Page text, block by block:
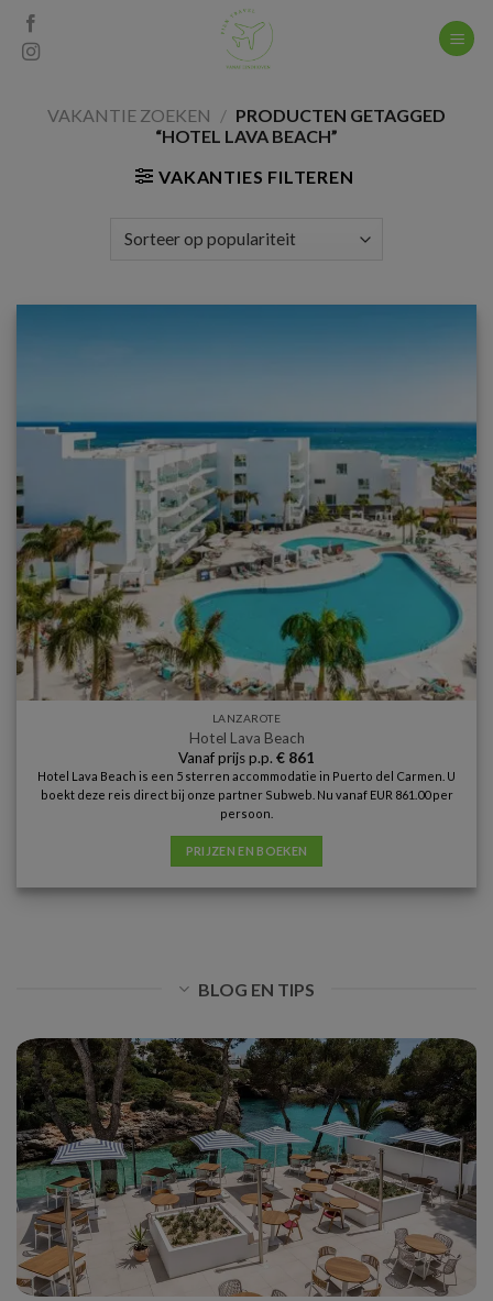
Skip
content
VAKANTIE ZOEKEN / PRODUCTEN GETAGGED
“HOTEL LAVA BEACH”
VAKANTIES FILTEREN
LANZAROTE
Hotel Lava Beach
Vanaf prijs p.p. € 861
Hotel Lava Beach is een 5 sterren accommodatie in Puerto del Carmen. U
boekt deze reis direct bij onze partner Subweb. Nu vanaf EUR 861.00 per
persoon.
PRIJZEN EN BOEKEN
BLOG EN TIPS